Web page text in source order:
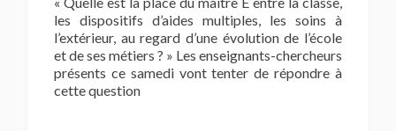
les dispositifs d’aides multiples, les soins à
l’extérieur, au regard d’une évolution de l’école
et de ses métiers ? » Les enseignants-chercheurs
présents ce samedi vont tenter de répondre à
cette question